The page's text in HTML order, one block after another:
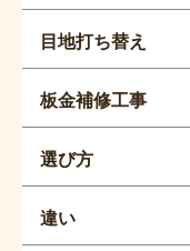
目地打ち替え
板金補修工事
選び方
違い